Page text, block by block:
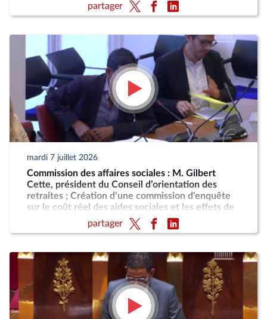
partager
mardi 7 juillet 2026
Commission des affaires sociales : M. Gilbert
Cette, président du Conseil d’orientation des
retraites ; Création d’une commission d'enquête
sur le coût réel des aides sociales et les effets de
désincitation au travail engendrés par leur cumul
partager